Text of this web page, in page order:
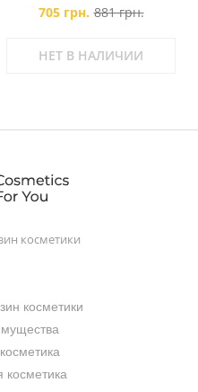
705 грн. 881 грн.
НЕТ В НАЛИЧИИ
косметики
косметики
косметика